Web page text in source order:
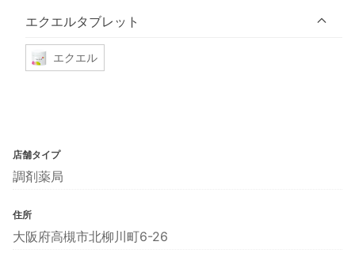
エクエルタブレット
エクエル
店舗タイプ
調剤薬局
住所
大阪府高槻市北柳川町6-26